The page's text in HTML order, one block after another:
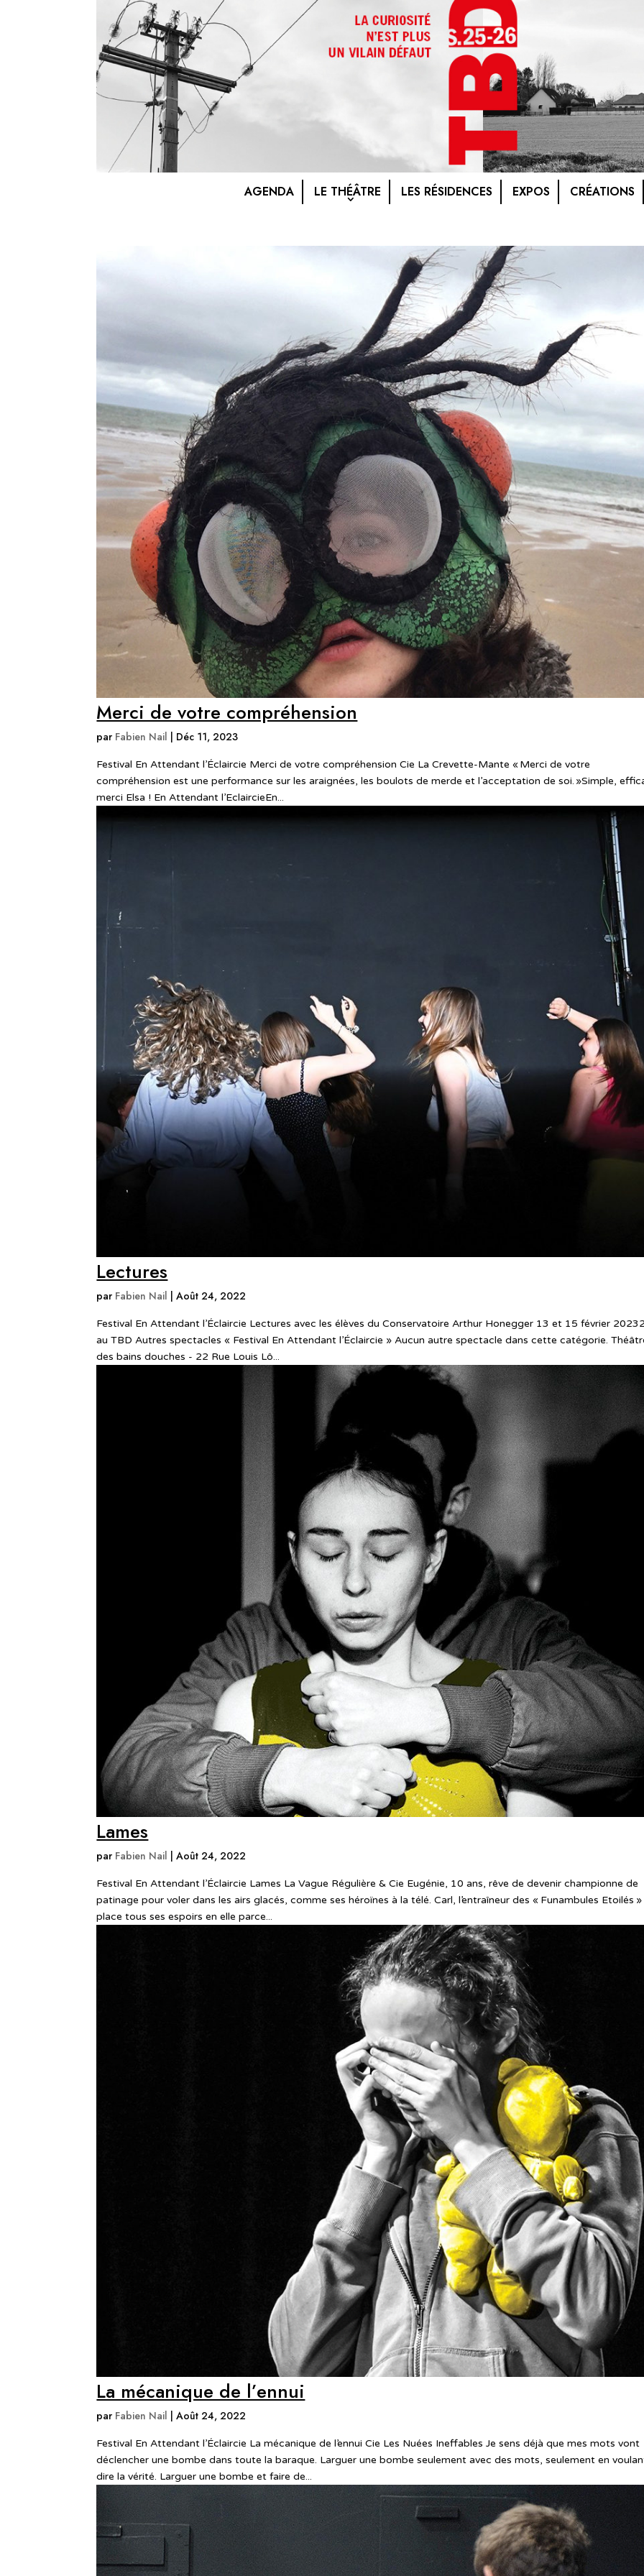
AGENDA LE THÉÂTRE LES RÉSIDENCES EXPOS CRÉATIONS
Merci de votre compréhension
par Fabien Nail | Déc 11, 2023
Festival En Attendant l’Éclaircie Merci de votre compréhension Cie La Crevette-Mante « Merci de votre
compréhension est une performance sur les araignées, les boulots de merde et l’acceptation de soi. »Simple,
merci Elsa ! En Attendant l’EclaircieEn...
Lectures
par Fabien Nail |Août 24, 2022
Festival En Attendant l’Éclaircie Lectures avec les élèves du Conservatoire Arthur Honegger 13 et 15 février
au TBD Autres spectacles « Festival En Attendant l’Éclaircie » Aucun autre spectacle dans cette catégorie.
des bains douches - 22 Rue Louis Lô...
Lames
par Fabien Nail |Août 24, 2022
Festival En Attendant l’Éclaircie Lames La Vague Régulière & Cie Eugénie, 10 ans, rêve de devenir championne de
patinage pour voler dans les airs glacés, comme ses héroïnes à la télé. Carl, l’entraîneur des « Funambules Etoilés »
place tous ses espoirs en elle parce...
La mécanique de l’ennui
par Fabien Nail |Août 24, 2022
Festival En Attendant l’Éclaircie La mécanique de l’ennui Cie Les Nuées Ineffables Je sens déjà que mes mots vont
déclencher une bombe dans toute la baraque. Larguer une bombe seulement avec des mots, seulement en
dire la vérité. Larguer une bombe et faire de...